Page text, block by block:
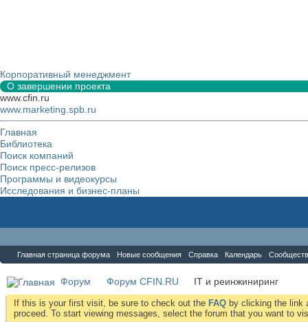
Корпоративный менеджмент
О завершении проекта
www.cfin.ru
www.marketing.spb.ru
Главная
Библиотека
Поиск компаний
Поиск пресс-релизов
Программы и видеокурсы
Исследования и бизнес-планы
Главная страница форума Новые сообщения Справка Календарь
Форум Форум CFIN.RU IT и реинжиниринг
If this is your first visit, be sure to check out the FAQ by clicking the link
proceed. To start viewing messages, select the forum that you want to